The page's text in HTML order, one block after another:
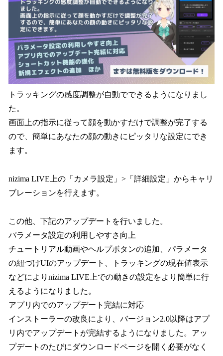
トラッキングの感度調整が自動でできるようになりまし
た。
画面上の指示に従って顔を動かすだけで調整が完了する
ので、簡単にあなたの顔の動きにピッタリな設定にでき
ます。
nizima LIVE上の「カメラ設定」>「詳細設定」からキャリ
ブレーションを行えます。
この他、下記のアップデートを行いました。
パラメータ設定の利用しやすさ向上
チュートリアル動画やヘルプボタンの追加、パラメータ
の紐づけUIのアップデート、トラッキングの現在値表示
などによりnizima LIVE上での動きの設定をより簡単に行
えるようになりました。
アプリ内でのアップデート完結に対応
インストーラーの改良により、バージョン2.0以降はアプ
リ内でアップデートが完結するようになりました。アッ
プデートのたびにダウンロードページを開く必要がなく